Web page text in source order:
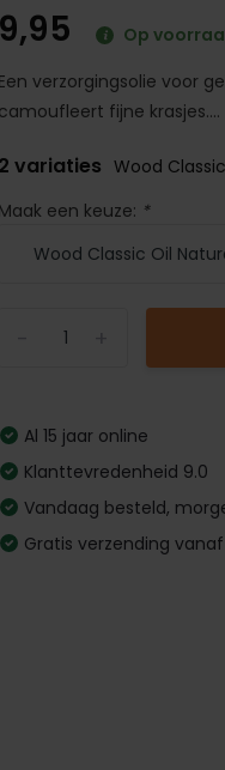
9,95
Op
Een verzorgingsolie voor
camoufleert fijne krasjes....
2 variaties Wood
Maak een keuze: *
Al 15 jaar online
Klanttevredenheid 9.0
Vandaag besteld,
Gratis verzending